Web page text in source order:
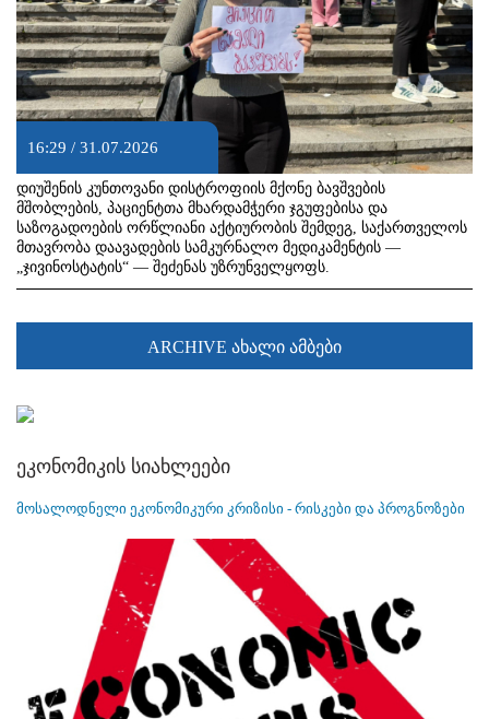
16:29 / 31.07.2026
დიუშენის კუნთოვანი დისტროფიის მქონე ბავშვების
მშობლების, პაციენტთა მხარდამჭერი ჯგუფებისა და
საზოგადოების ორწლიანი აქტიურობის შემდეგ, საქართველოს
მთავრობა დაავადების სამკურნალო მედიკამენტის —
„ჯივინოსტატის“ — შეძენას უზრუნველყოფს.
ARCHIVE ახალი ამბები
ეკონომიკის სიახლეები
მოსალოდნელი ეკონომიკური კრიზისი - რისკები და პროგნოზები